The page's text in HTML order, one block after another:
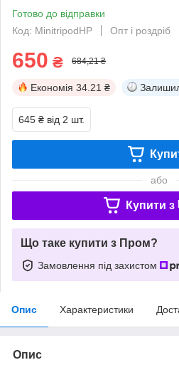
Готово до відправки
Код: MinitripodHP
Опт і роздріб
650 ₴ 684,21 ₴
Економія 34.21 ₴
645 ₴ від 2 шт.
або
Купити з
Що таке купити з Пром?
Замовлення під захистом
Опис Характеристики
Опис